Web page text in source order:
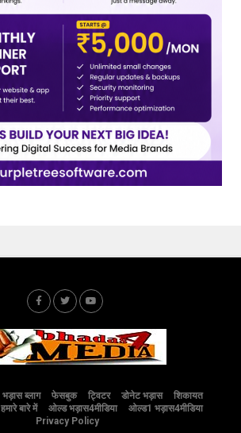
भड़ास ब्लाग फेसबुक ट्विटर डोनेट भड़ास
शिकायत
हमारे बारे में ओल्ड भड़ास4मीडिया
ओल्ड1 भड़ास4मीडिया
Privacy Policy